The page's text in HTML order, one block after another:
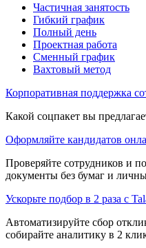
Частичная занятость
Гибкий график
Полный день
Проектная работа
Сменный график
Вахтовый метод
Корпоративная поддержка
Какой соцпакет вы
Оформляйте кандидатов
Проверяйте сотрудников и
документы без бумаг и
Ускорьте подбор в 2 раза с
Автоматизируйте сбор
собирайте аналитику в 2